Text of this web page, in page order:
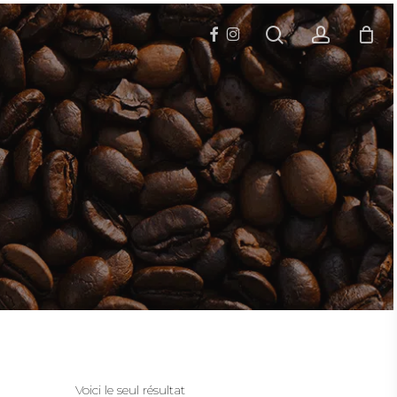
search
facebook
instagram
Voici le seul résultat